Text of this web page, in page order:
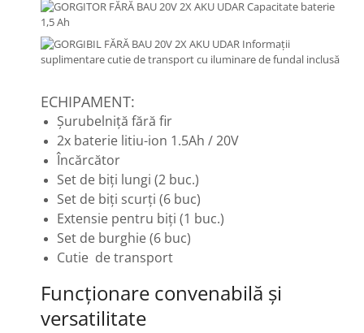
ECHIPAMENT:
Șurubelniță fără fir
2x baterie litiu-ion 1.5Ah / 20V
Încărcător
Set de biți lungi (2 buc.)
Set de biți scurți (6 buc)
Extensie pentru biți (1 buc.)
Set de burghie (6 buc)
Cutie de transport
Funcționare convenabilă și
versatilitate